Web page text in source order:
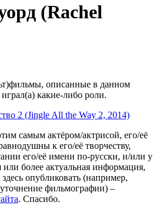
(Rachel
описанные в данном
какие-либо роли.
2 (Jingle All the Way 2, 2014)
самым актёром/актрисой, его/её
к его/её творчеству,
его/её имени по-русски, и/или у
или более актуальная информация,
опубликовать (например,
фильмографии) –
. Спасибо.